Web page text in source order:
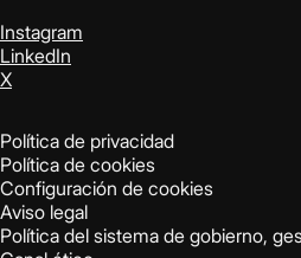
Instagram
LinkedIn
X
Política de privacidad
Política de cookies
Configuración de cookies
Aviso legal
Política del sistema de gobierno,